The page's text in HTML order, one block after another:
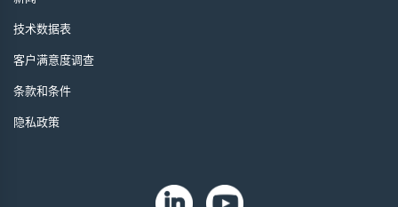
技术数据表
客户满意度调查
条款和条件
隐私政策